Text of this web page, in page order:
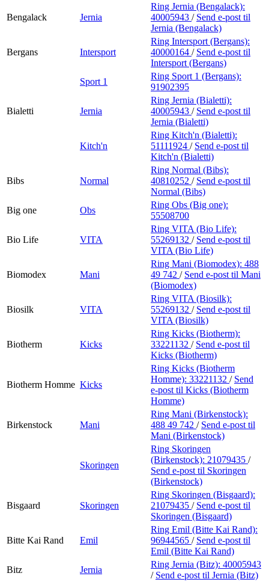
Bengalack Jernia
Ring Jernia (Bengalack):
40005943 / Send e-post til
Jernia (Bengalack)
Bergans Intersport
Ring Intersport (Bergans):
40000164 / Send e-post til
Intersport (Bergans)
Sport 1
Ring Sport 1 (Bergans):
91902395
Bialetti Jernia
Ring Jernia (Bialetti):
40005943 / Send e-post til
Jernia (Bialetti)
Kitch'n
Ring Kitch'n (Bialetti):
51111924 / Send e-post til
Kitch'n (Bialetti)
Bibs Normal
Ring Normal (Bibs):
40810252 / Send e-post til
Normal (Bibs)
Big one
Obs
Ring Obs (Big one):
55508700
Bio Life VITA
Ring VITA (Bio Life):
55269132 / Send e-post til
VITA (Bio Life)
Biomodex Mani
Ring Mani (Biomodex): 488
49 742 / Send e-post til Mani
(Biomodex)
Biosilk VITA
Ring VITA (Biosilk):
55269132 / Send e-post til
VITA (Biosilk)
Biotherm Kicks
Ring Kicks (Biotherm):
33221132 / Send e-post til
Kicks (Biotherm)
Biotherm Homme Kicks
Ring Kicks (Biotherm
Homme): 33221132 / Send
e-post til Kicks (Biotherm
Homme)
Birkenstock Mani
Ring Mani (Birkenstock):
488 49 742 / Send e-post til
Mani (Birkenstock)
Skoringen
Ring Skoringen
(Birkenstock): 21079435 /
Send e-post til Skoringen
(Birkenstock)
Bisgaard Skoringen
Ring Skoringen (Bisgaard):
21079435 / Send e-post til
Skoringen (Bisgaard)
Bitte Kai Rand Emil
Ring Emil (Bitte Kai Rand):
96944565 / Send e-post til
Emil (Bitte Kai Rand)
Bitz
Jernia
Ring Jernia (Bitz): 40005943
/ Send e-post til Jernia (Bitz)